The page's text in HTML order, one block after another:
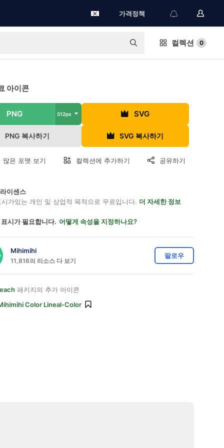
가격정책
컬렉션 0
아이콘
PNG 512px SVG
PNG 복사하기 SVG 복사하기
많은 포맷 보기 컬렉션에 추가하기 공유하기
이센스
가있는 개인 및 상업적 목적으로 무료입니다. 더 자세한 정보
시가 필요합니다. 어떻게 속성을 지정하나요?
Mihimihi
11,816의 리소스 다 보기
팔로우
패키지의 추가 아이콘
Color Lineal-Color